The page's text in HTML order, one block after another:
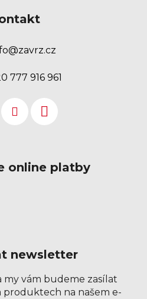
@zavrz.cz
777 916 961
online platby
newsletter
my vám budeme zasílat
produktech na našem e-